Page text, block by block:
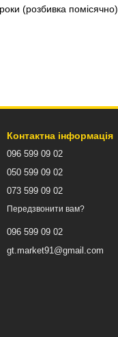
(розбивка помісячно).
Контактна інформація
096 599 09 02
050 599 09 02
073 599 09 02
Передзвонити вам?
096 599 09 02
gt.market91@gmail.com